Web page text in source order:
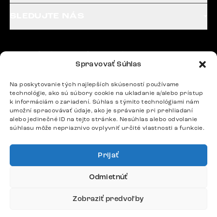
Spravovať Súhlas
Na poskytovanie tých najlepších skúseností používame
technológie, ako sú súbory cookie na ukladanie a/alebo prístup
k informáciám o zariadení. Súhlas s týmito technológiami nám
umožní spracovávať údaje, ako je správanie pri prehliadaní
alebo jedinečné ID na tejto stránke. Nesúhlas alebo odvolanie
súhlasu môže nepriaznivo ovplyvniť určité vlastnosti a funkcie.
Prijať
Odmietnúť
Zobraziť predvoľby
Potrebujete radu? Ozvite sa.
podpora@delife-shop.sk
Odpovedáme do 24 hodín.
4,8